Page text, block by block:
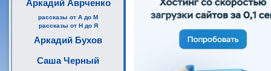
Аркадий Аврченко
рассказы от А до М
рассказы от Н до Я
Аркадий Бухов
Саша Черный